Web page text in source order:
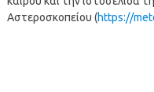
Αστεροσκοπείου (https://